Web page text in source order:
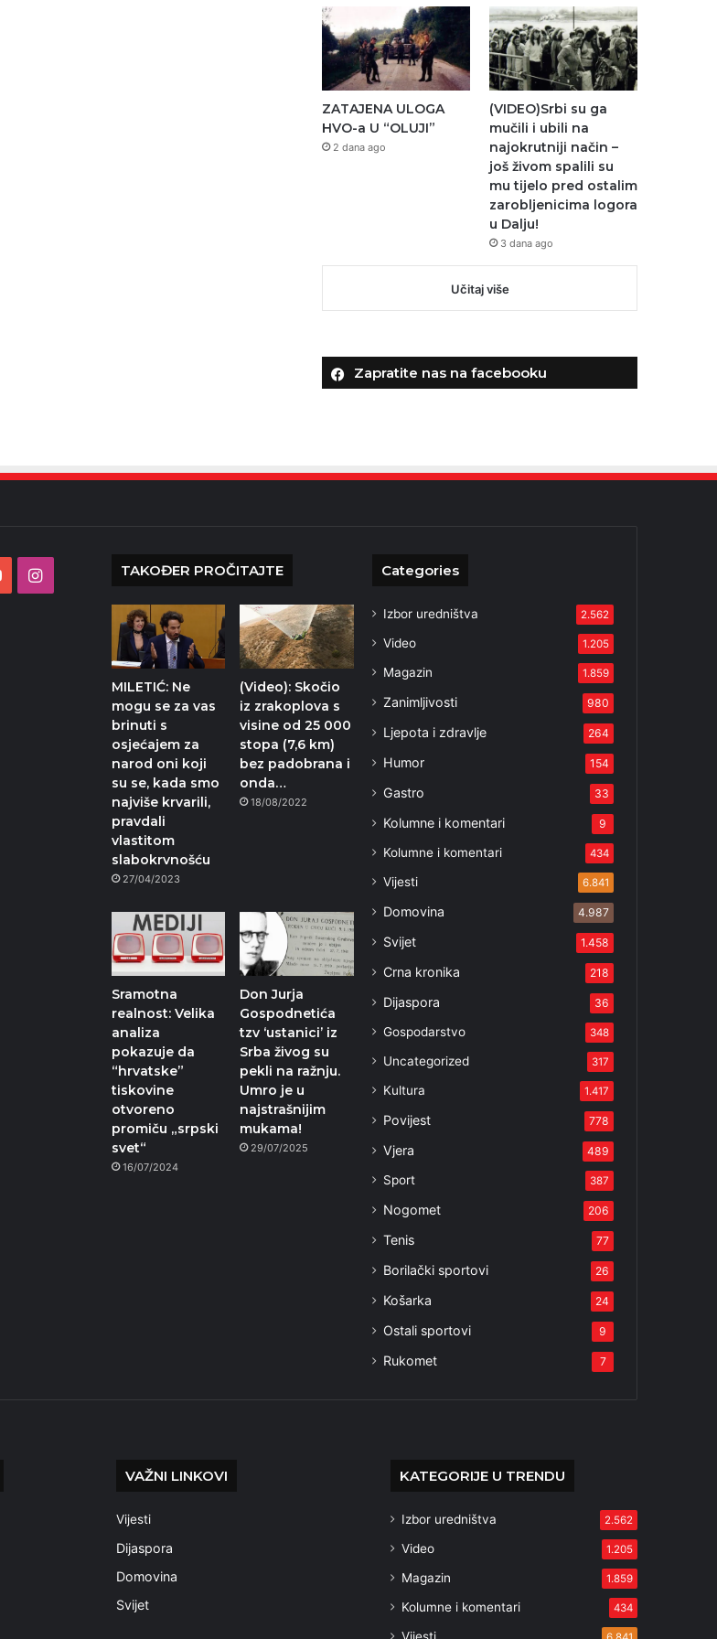
ZATAJENA ULOGA
HVO-a U “OLUJI”
2 dana ago
(VIDEO)Srbi su ga
mučili i ubili na
najokrutniji način –
još živom spalili su
mu tijelo pred ostalim
zarobljenicima logora
u Dalju!
3 dana ago
Učitaj više
Zapratite nas na facebooku
YouTubeInstagram TAKOĐER PROČITAJTE
MILETIĆ: Ne
mogu se za vas
brinuti s
osjećajem za
narod oni koji
su se, kada smo
najviše krvarili,
pravdali
vlastitom
slabokrvnošću
27/04/2023
(Video): Skočio
iz zrakoplova s
visine od 25 000
stopa (7,6 km)
bez padobrana i
onda…
18/08/2022
Sramotna
realnost: Velika
analiza
pokazuje da
“hrvatske”
tiskovine
otvoreno
promiču „srpski
svet“
16/07/2024
Don Jurja
Gospodnetića
tzv ‘ustanici’ iz
Srba živog su
pekli na ražnju.
Umro je u
najstrašnijim
mukama!
29/07/2025
Categories
Izbor uredništva 2.562
Video 1.205
Magazin 1.859
Zanimljivosti 980
Ljepota i zdravlje 264
Humor 154
Gastro 33
Kolumne i komentari 9
Kolumne i komentari 434
Vijesti 6.841
Domovina 4.987
Svijet 1.458
Crna kronika 218
Dijaspora 36
Gospodarstvo 348
Uncategorized 317
Kultura 1.417
Povijest 778
Vjera 489
Sport 387
Nogomet 206
Tenis 77
Borilački sportovi 26
Košarka 24
Ostali sportovi 9
Rukomet 7
VAŽNI LINKOVI
Vijesti
Dijaspora
Domovina
Svijet
KATEGORIJE U TRENDU
Izbor uredništva 2.562
Video 1.205
Magazin 1.859
Kolumne i komentari 434